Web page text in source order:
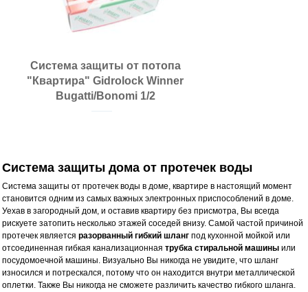
Система защиты от потопа
"Квартира" Gidrolock Winner
Bugatti/Bonomi 1/2
Система защиты дома от протечек воды
Система защиты от протечек воды в доме, квартире в настоящий момент
становится одним из самых важных электронных приспособлений в доме.
Уехав в загородный дом, и оставив квартиру без присмотра, Вы всегда
рискуете затопить несколько этажей соседей внизу. Самой частой причиной
протечек являетсяразорванный гибкий шланг под кухонной мойкой или
отсоединенная гибкая канализационнаятрубка стиральной машины или
посудомоечной машины. Визуально Вы никогда не увидите, что шланг
износился и потрескался, потому что он находится внутри металлической
оплетки. Также Вы никогда не сможете различить качество гибкого шланга.